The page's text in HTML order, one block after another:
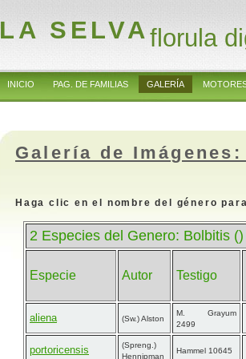
LA SELVAflorula
INICIO PAG. DE FAMILIAS GALERÍA
Galería de
Haga clic en el nombre del género
2 Especies del Genero: Bolbitis ()
Especie Autor Testigo
aliena (Sw.) Alston
M. Grayum
2499
portoricensis
(Spreng.)
Hennipman
Hammel 10645